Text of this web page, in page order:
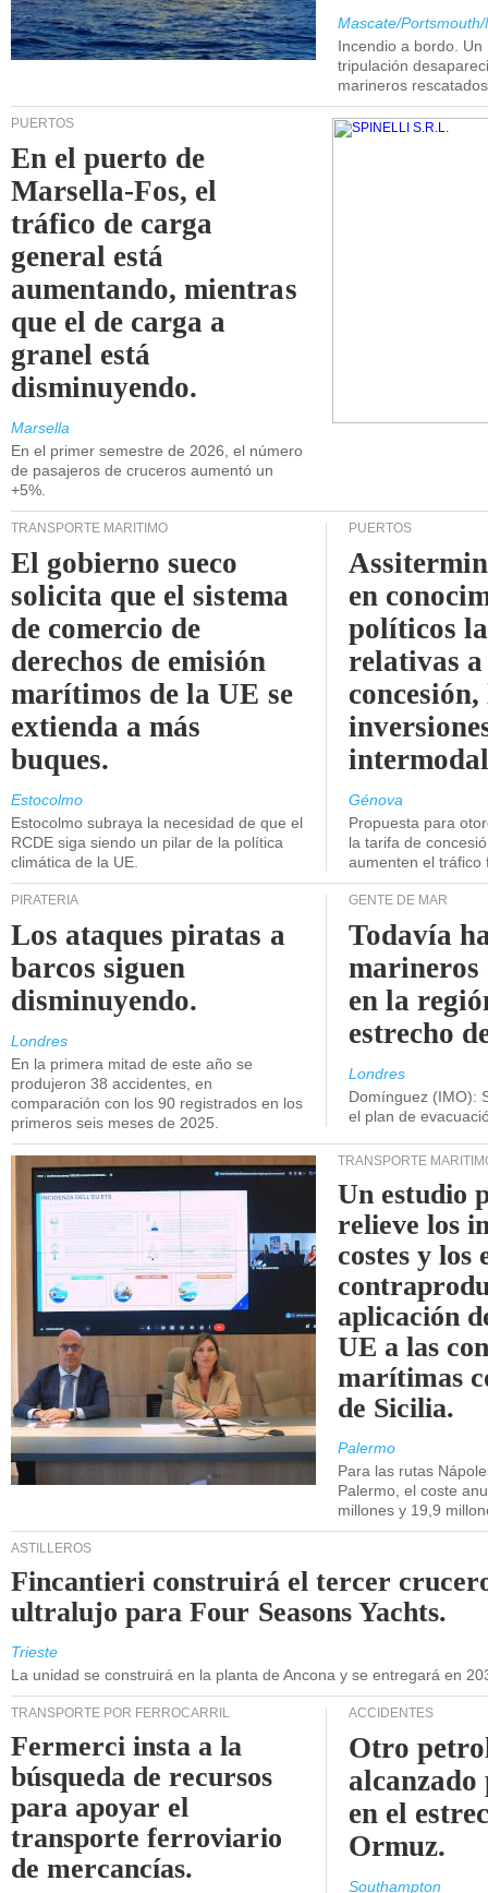
Mascate/
Incendio a bordo.
tripulación
marineros
PUERTOS
En el puerto de
Marsella-Fos, el
tráfico de carga
general está
aumentando, mientras
que el de carga a
granel está
disminuyendo.
Marsella
En el primer semestre de 2026, el número
de pasajeros de cruceros aumentó un
+5%.
TRANSPORTE MARÍTIMO
El gobierno sueco
solicita que el sistema
de comercio de
derechos de emisión
marítimos de la UE se
extienda a más
buques.
Estocolmo
Estocolmo subraya la necesidad de que el
RCDE siga siendo un pilar de la política
climática de la UE.
PUERTOS
en
políticos
relativas a
concesión,
Génova
Propuesta para
la tarifa de
aumenten el tráfico
PIRATERÍA
Los ataques piratas a
barcos siguen
disminuyendo.
Londres
En la primera mitad de este año se
produjeron 38 accidentes, en
comparación con los 90 registrados en los
primeros seis meses de 2025.
GENTE DE MAR
Todavía
marineros
en la
estrecho
Londres
Domínguez (IMO):
el plan de
TRANSPORTE
Un estudio
relieve los
costes y los
aplicación
UE a las
marítimas
de Sicilia.
Palermo
Para las rutas
Palermo, el coste
millones y 19,9
ASTILLEROS
Fincantieri construirá el tercer
ultralujo para Four Seasons Yachts.
Trieste
La unidad se construirá en la planta de Ancona y se entregará en
TRANSPORTE POR FERROCARRIL
Fermerci insta a la
búsqueda de recursos
para apoyar el
transporte ferroviario
de mercancías.
ACCIDENTES
Otro
en el
Ormuz.
Southampton